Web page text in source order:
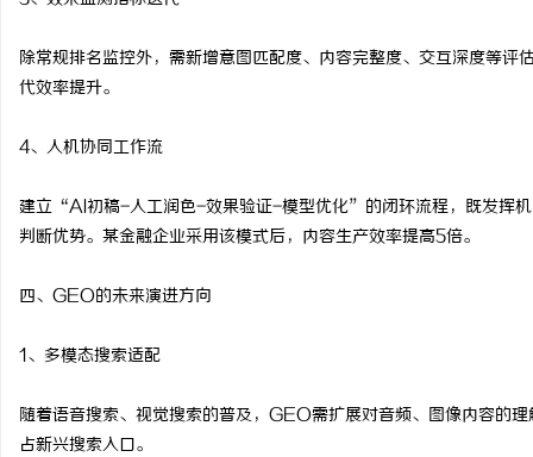
除常规排名监控外，需新增意图匹配度、内容完整度、交互深度等
代效率提升。
4、人机协同工作流
建立“AI初稿-人工润色-效果验证-模型优化”的闭环流程，既发挥机
判断优势。某金融企业采用该模式后，内容生产效率提高5倍。
四、GEO的未来演进方向
1、多模态搜索适配
随着语音搜索、视觉搜索的普及，GEO需扩展对音频、图像内容的
占新兴搜索入口。